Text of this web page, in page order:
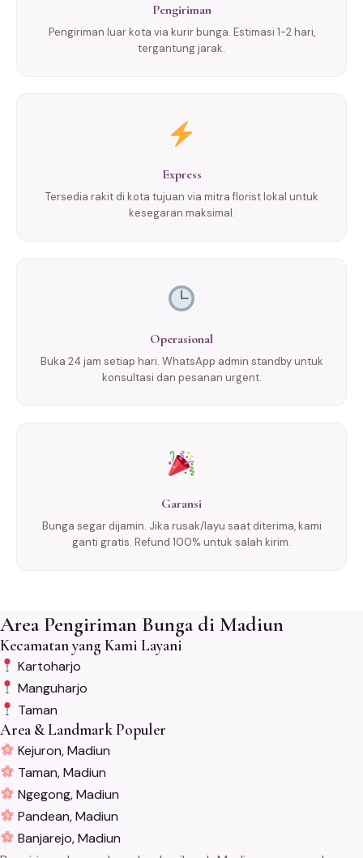
Pengiriman
Pengiriman luar kota via kurir bunga. Estimasi 1-2 hari,
tergantung jarak.
Express
Tersedia rakit di kota tujuan via mitra florist lokal untuk
kesegaran maksimal.
Operasional
Buka 24 jam setiap hari. WhatsApp admin standby untuk
konsultasi dan pesanan urgent.
Garansi
Bunga segar dijamin. Jika rusak/layu saat diterima, kami
ganti gratis. Refund 100% untuk salah kirim.
Area Pengiriman Bunga di Madiun
Kecamatan yang Kami Layani
Kartoharjo
Manguharjo
Taman
Area & Landmark Populer
Kejuron, Madiun
Taman, Madiun
Ngegong, Madiun
Pandean, Madiun
Banjarejo, Madiun